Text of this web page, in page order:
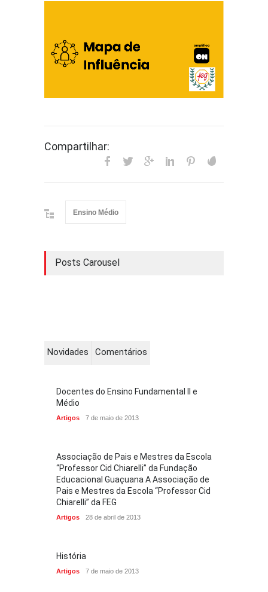
Compartilhar:
Ensino Médio
Posts Carousel
Novidades Comentários
Docentes do Ensino Fundamental II e
Médio
Artigos 7 de maio de 2013
Associação de Pais e Mestres da Escola
“Professor Cid Chiarelli” da Fundação
Educacional Guaçuana A Associação de
Pais e Mestres da Escola “Professor Cid
Chiarelli” da FEG
Artigos 28 de abril de 2013
História
Artigos 7 de maio de 2013